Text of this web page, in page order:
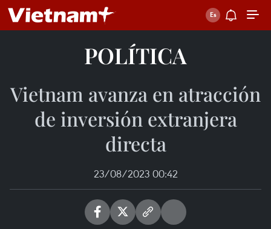
POLÍTICA
Vietnam avanza en atracción
de inversión extranjera
directa
23/08/2023 00:42